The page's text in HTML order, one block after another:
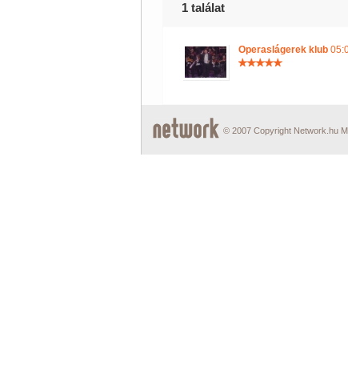
1 találat
Operaslágerek klub
© 2007 Copyright Network.hu